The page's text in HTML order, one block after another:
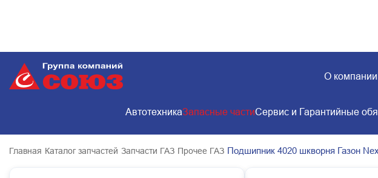
О компании
АвтотехникаЗапасные частиСервис и Гарантийные
Главная Каталог запчастей Запчасти ГАЗ Прочее ГАЗ Подшипник 4020 шкворня Газон